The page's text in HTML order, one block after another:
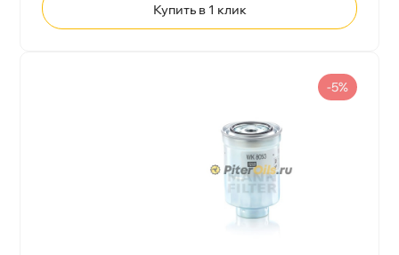
Купить в 1 клик
-5%